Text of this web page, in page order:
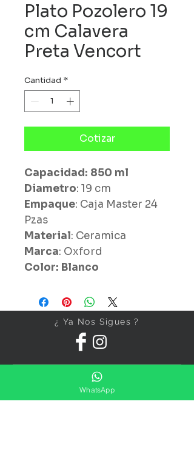
Plato Pozolero 19
cm Calavera
Preta Vencort
Cantidad *
Cotizar
Capacidad: 850 ml
Diametro: 19 cm
Empaque: Caja Master 24
Pzas
Material: Ceramica
Marca: Oxford
Color: Blanco
¿ Ya Nos Sigues ?
Suscríbete ahora
WhatsApp